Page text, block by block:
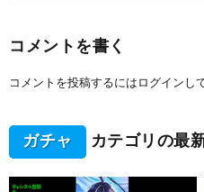
コメントを書く
コメントを投稿するには ログイン し
ガチャ カテゴリの最